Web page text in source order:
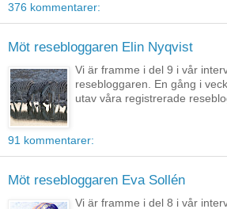
376 kommentarer:
Möt resebloggaren Elin Nyqvist
Vi är framme i del 9 i vår
resebloggaren. En gång i
utav våra registrerade
91 kommentarer:
Möt resebloggaren Eva Sollén
Vi är framme i del 8 i vår